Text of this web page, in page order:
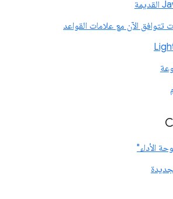
الآن مع علامات القواعد
الأداء"